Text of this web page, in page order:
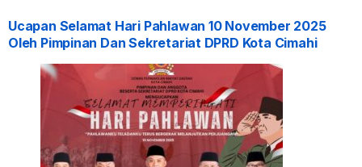
Ucapan Selamat Hari Pahlawan 10 November 2025
Oleh Pimpinan Dan Sekretariat DPRD Kota Cimahi